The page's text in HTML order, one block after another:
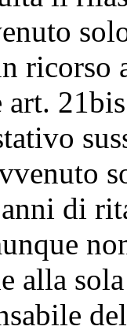
ricorso
di
alla